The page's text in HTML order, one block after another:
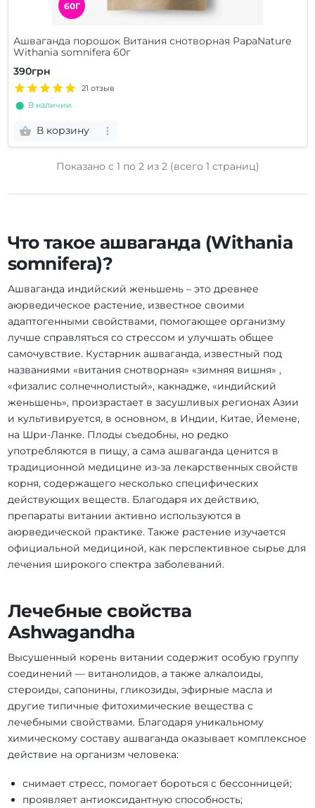
60Г
Ашваганда порошок Витания снотворная PapaNature
Withania somnifera 60г
390грн
21 отзыв
⬤ В наличии
В корзину
Показано с 1 по 2из 2 (всего 1 страниц)
Что такое ашваганда (Withania
somnifera)?
Ашваганда индийский женьшень – это древнее
аюрведическое растение, известное своими
адаптогенными свойствами, помогающее организму
лучше справляться со стрессом и улучшать общее
самочувствие. Кустарник ашваганда, известный под
названиями «витания снотворная» «зимняя вишня» ,
«физалис солнечнолистый», какнадже, «индийский
женьшень», произрастает в засушливых регионах Азии
и культивируется, в основном, в Индии, Китае, Йемене,
на Шри-Ланке. Плоды съедобны, но редко
употребляются в пищу, а сама ашваганда ценится в
традиционной медицине из-за лекарственных свойств
корня, содержащего несколько специфических
действующих веществ. Благодаря их действию,
препараты витании активно используются в
аюрведической практике. Также растение изучается
официальной медициной, как перспективное сырье для
лечения широкого спектра заболеваний.
Лечебные свойства
Аshwagandha
Высушенный корень витании содержит особую группу
соединений — витанолидов, а также алкалоиды,
стероиды, сапонины, гликозиды, эфирные масла и
другие типичные фитохимические вещества с
лечебными свойствами. Благодаря уникальному
химическому составу ашваганда оказывает комплексное
действие на организм человека:
снимает стресс, помогает бороться с бессонницей;
проявляет антиоксидантную способность;